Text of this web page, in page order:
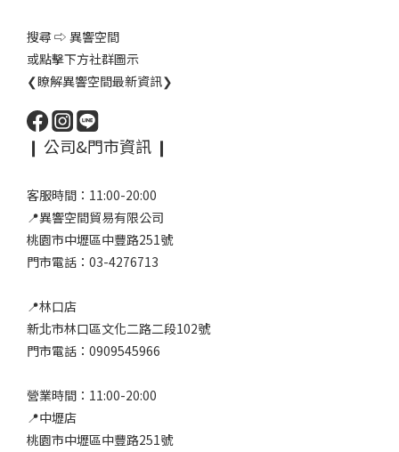
搜尋 ⇨ 異響空間
或點擊下方社群圖示
❮瞭解異響空間最新資訊❯
❙ 公司&門市資訊 ❙
客服時間：11:00-20:00
📍異響空間貿易有限公司
桃園市中壢區中豐路251號
門市電話：03-4276713
📍林口店
新北市林口區文化二路二段102號
門市電話：0909545966
營業時間：11:00-20:00
📍中壢店
桃園市中壢區中豐路251號